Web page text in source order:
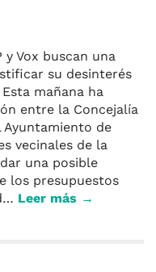
y Vox buscan una
su desinterés
mañana ha
entre la Concejalía
Ayuntamiento de
vecinales de la
una posible
los presupuestos
Leer más →